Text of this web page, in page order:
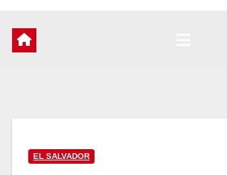
EL SALVADOR